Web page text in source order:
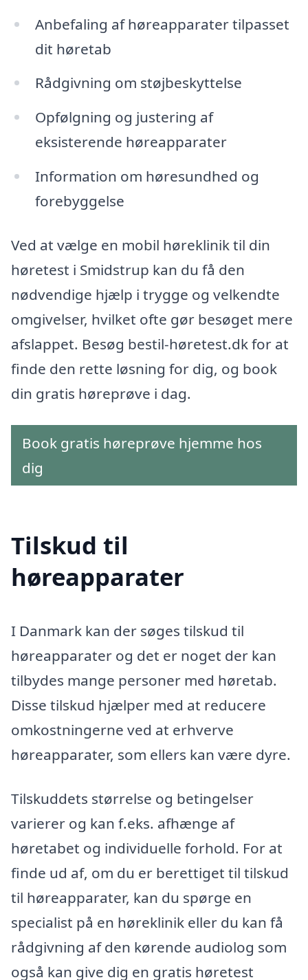
Anbefaling af høreapparater tilpasset
dit høretab
Rådgivning om støjbeskyttelse
Opfølgning og justering af
eksisterende høreapparater
Information om høresundhed og
forebyggelse
Ved at vælge en mobil høreklinik til din
høretest i Smidstrup kan du få den
nødvendige hjælp i trygge og velkendte
omgivelser, hvilket ofte gør besøget mere
afslappet. Besøg bestil-høretest.dk for at
finde den rette løsning for dig, og book
din gratis høreprøve i dag.
Book gratis høreprøve hjemme hos
dig
Tilskud til
høreapparater
I Danmark kan der søges tilskud til
høreapparater og det er noget der kan
tilbydes mange personer med høretab.
Disse tilskud hjælper med at reducere
omkostningerne ved at erhverve
høreapparater, som ellers kan være dyre.
Tilskuddets størrelse og betingelser
varierer og kan f.eks. afhænge af
høretabet og individuelle forhold. For at
finde ud af, om du er berettiget til tilskud
til høreapparater, kan du spørge en
specialist på en høreklinik eller du kan få
rådgivning af den kørende audiolog som
også kan give dig en gratis høretest